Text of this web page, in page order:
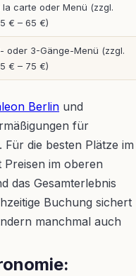
la carte oder Menü (zzgl.
€ – 65 €)
oder 3-Gänge-Menü (zzgl.
€ – 75 €)
Berlin und
für
die besten Plätze im
im oberen
das Gesamterlebnis
Buchung sichert
manchmal auch